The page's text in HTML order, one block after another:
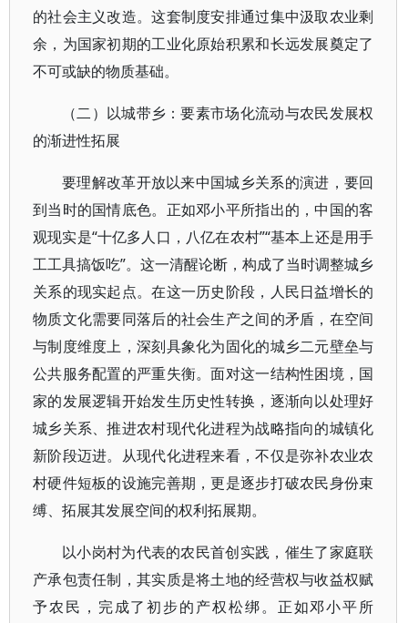
的社会主义改造。这套制度安排通过集中汲取农业剩
余，为国家初期的工业化原始积累和长远发展奠定了
不可或缺的物质基础。
（二）以城带乡：要素市场化流动与农民发展权
的渐进性拓展
要理解改革开放以来中国城乡关系的演进，要回
到当时的国情底色。正如邓小平所指出的，中国的客
观现实是“十亿多人口，八亿在农村”“基本上还是用手
工工具搞饭吃”。这一清醒论断，构成了当时调整城乡
关系的现实起点。在这一历史阶段，人民日益增长的
物质文化需要同落后的社会生产之间的矛盾，在空间
与制度维度上，深刻具象化为固化的城乡二元壁垒与
公共服务配置的严重失衡。面对这一结构性困境，国
家的发展逻辑开始发生历史性转换，逐渐向以处理好
城乡关系、推进农村现代化进程为战略指向的城镇化
新阶段迈进。从现代化进程来看，不仅是弥补农业农
村硬件短板的设施完善期，更是逐步打破农民身份束
缚、拓展其发展空间的权利拓展期。
以小岗村为代表的农民首创实践，催生了家庭联
产承包责任制，其实质是将土地的经营权与收益权赋
予农民，完成了初步的产权松绑。正如邓小平所